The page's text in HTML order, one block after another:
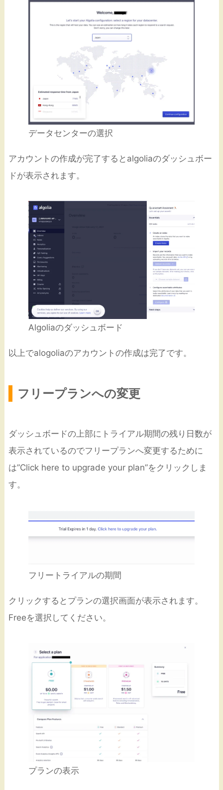
データセンターの選択
アカウントの作成が完了するとalgoliaのダッシュボー
ドが表示されます。
Algoliaのダッシュボード
以上でalogoliaのアカウントの作成は完了です。
フリープランへの変更
ダッシュボードの上部にトライアル期間の残り日数が
表示されているのでフリープランへ変更するために
は”Click here to upgrade your plan”をクリックしま
す。
フリートライアルの期間
クリックするとプランの選択画面が表示されます。
Freeを選択してください。
プランの表示